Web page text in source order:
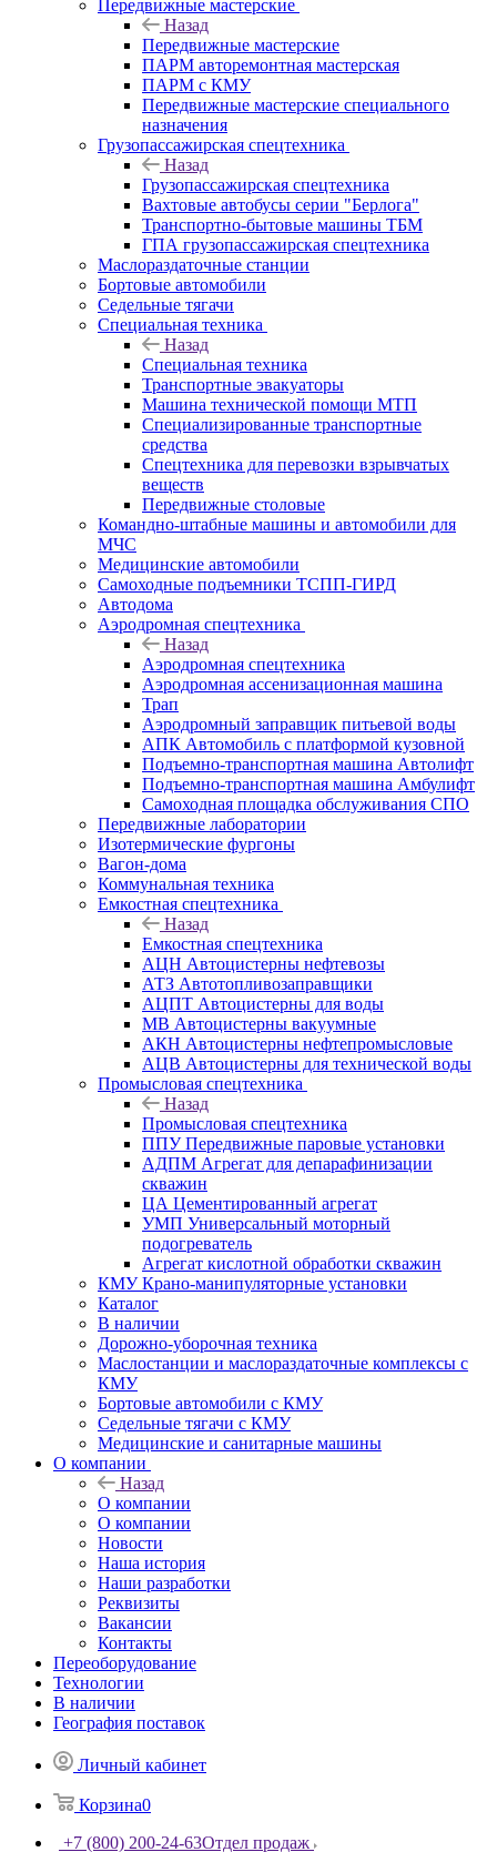
Передвижные мастерские
Назад
Передвижные мастерские
ПАРМ авторемонтная мастерская
ПАРМ с КМУ
Передвижные мастерские специального
назначения
Грузопассажирская спецтехника
Назад
Грузопассажирская спецтехника
Вахтовые автобусы серии "Берлога"
Транспортно-бытовые машины ТБМ
ГПА грузопассажирская спецтехника
Маслораздаточные станции
Бортовые автомобили
Седельные тягачи
Специальная техника
Назад
Специальная техника
Транспортные эвакуаторы
Машина технической помощи МТП
Специализированные транспортные
средства
Спецтехника для перевозки взрывчатых
веществ
Передвижные столовые
Командно-штабные машины и автомобили для
МЧС
Медицинские автомобили
Самоходные подъемники ТСПП-ГИРД
Автодома
Аэродромная спецтехника
Назад
Аэродромная спецтехника
Аэродромная ассенизационная машина
Трап
Аэродромный заправщик питьевой воды
АПК Автомобиль с платформой кузовной
Подъемно-транспортная машина Автолифт
Подъемно-транспортная машина Амбулифт
Самоходная площадка обслуживания СПО
Передвижные лаборатории
Изотермические фургоны
Вагон-дома
Коммунальная техника
Емкостная спецтехника
Назад
Емкостная спецтехника
АЦН Автоцистерны нефтевозы
АТЗ Автотопливозаправщики
АЦПТ Автоцистерны для воды
МВ Автоцистерны вакуумные
АКН Автоцистерны нефтепромысловые
АЦВ Автоцистерны для технической воды
Промысловая спецтехника
Назад
Промысловая спецтехника
ППУ Передвижные паровые установки
АДПМ Агрегат для депарафинизации
скважин
ЦА Цементированный агрегат
УМП Универсальный моторный
подогреватель
Агрегат кислотной обработки скважин
КМУ Крано-манипуляторные установки
Каталог
В наличии
Дорожно-уборочная техника
Маслостанции и маслораздаточные комплексы с
КМУ
Бортовые автомобили с КМУ
Седельные тягачи с КМУ
Медицинские и санитарные машины
О компании
Назад
О компании
О компании
Новости
Наша история
Наши разработки
Реквизиты
Вакансии
Контакты
Переоборудование
Технологии
В наличии
География поставок
Личный кабинет
Корзина0
+7 (800) 200-24-63Отдел продаж